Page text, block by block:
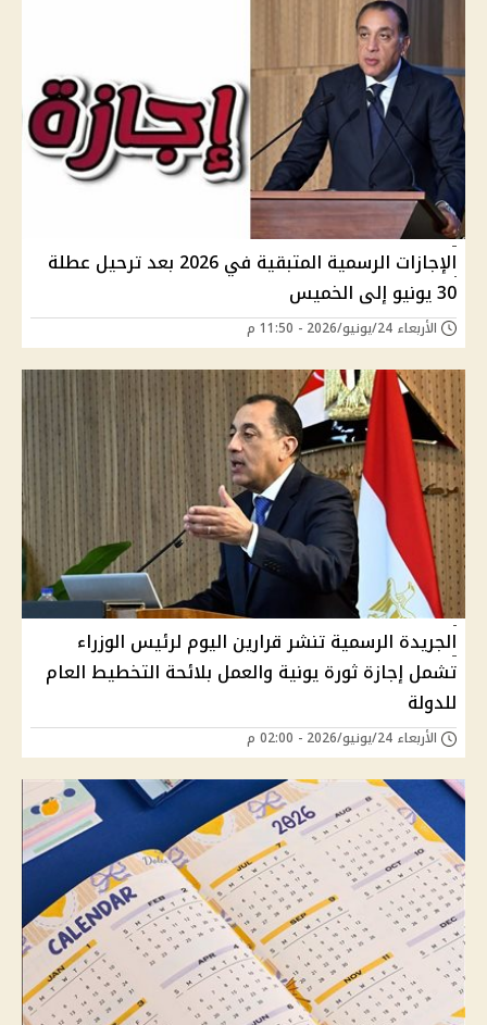
الإجازات الرسمية المتبقية في 2026 بعد ترحيل عطلة
30 يونيو إلى الخميس
الأربعاء 24/يونيو/2026 - 11:50 م
الجريدة الرسمية تنشر قرارين اليوم لرئيس الوزراء
تشمل إجازة ثورة يونية والعمل بلائحة التخطيط العام
للدولة
الأربعاء 24/يونيو/2026 - 02:00 م